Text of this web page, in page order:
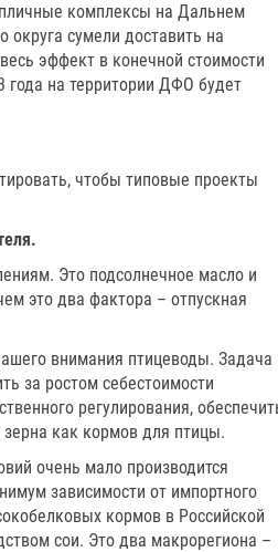
комплексы на Дальнем
сумели доставить на
эффект в конечной стоимости
на территории ДФО будет
чтобы типовые проекты
Это подсолнечное масло и
это два фактора – отпускная
внимания птицеводы. Задача
за ростом себестоимости
регулирования,
зерна как кормов для птицы.
очень мало производится
зависимости от импортного
кормов в Российской
сои. Это два макрорегиона –